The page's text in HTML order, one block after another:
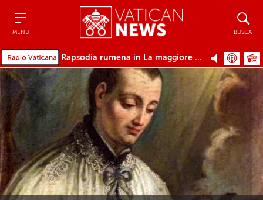
MENU BUSCA
Rapsodia rumena in La maggiore Op.11 n.1